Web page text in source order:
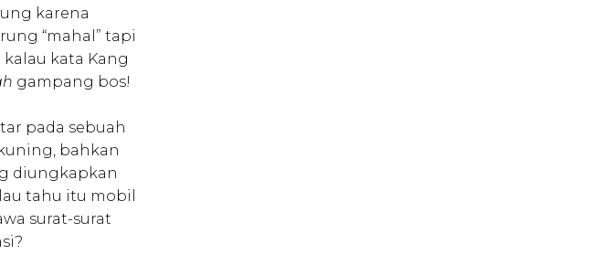
karena
“mahal” tapi
kata Kang
gampang bos!
pada sebuah
bahkan
diungkapkan
tahu itu mobil
surat-surat